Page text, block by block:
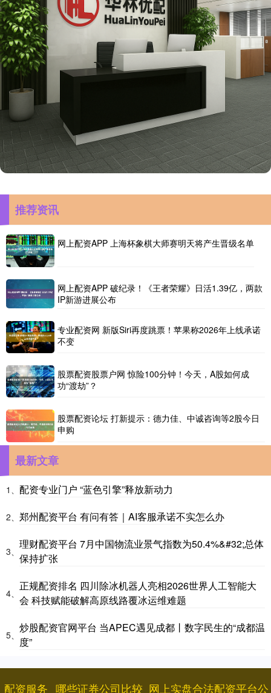
推荐资讯
网上配资APP 上海杯象棋大师赛明天将产生晋级名单
网上配资APP 破纪录！《王者荣耀》日活1.39亿，两款
IP新游进展公布
专业配资网 新版Siri再度跳票！苹果称2026年上线承诺
不变
股票配资股票户网 惊险100分钟！今天，A股如何成
功“渡劫”？
股票配资论坛 打新提示：德力佳、中诚咨询等2股今日
申购
最新文章
1、 配资专业门户 “蓝色引擎”释放新动力
2、 郑州配资平台 有问有答｜AI客服承诺不实怎么办
3、
理财配资平台 7月中国物流业景气指数为50.4%&#32;总体
保持扩张
4、
正规配资排名 四川除冰机器人亮相2026世界人工智能大
会 科技赋能破解高原线路覆冰运维难题
5、
炒股配资官网平台 当APEC遇见成都丨数字民生的“成都温
度”
配资服务 哪些证券公司比较 网上实盘合法配资平台公